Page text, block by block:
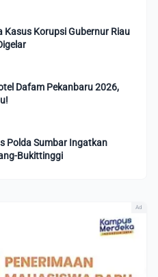
Kasus Korupsi Gubernur Riau
Dafam Pekanbaru 2026,
Polda Sumbar Ingatkan
Bukittinggi
Ad